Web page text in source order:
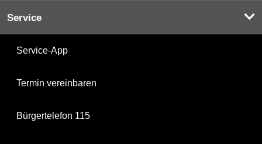
Service
Service-App
Termin vereinbaren
Bürgertelefon 115